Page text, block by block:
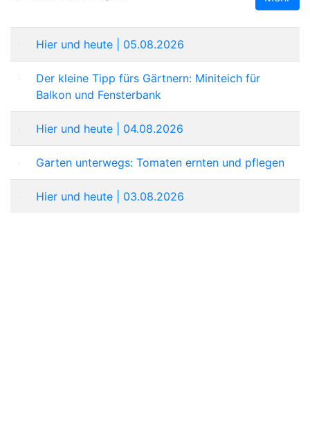
Hier und heute | 05.08.2026
Der kleine Tipp fürs Gärtnern: Miniteich für
Balkon und Fensterbank
Hier und heute | 04.08.2026
Garten unterwegs: Tomaten ernten und pflegen
Hier und heute | 03.08.2026